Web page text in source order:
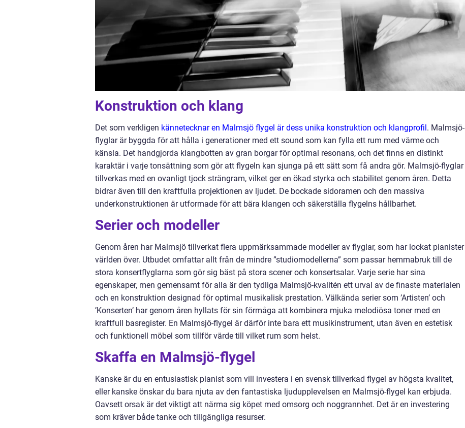
Konstruktion och klang
Det som verkligen kännetecknar en Malmsjö flygel är dess unika konstruktion och klangprofil . Malmsjö-
flyglar är byggda för att hålla i generationer med ett sound som kan fylla ett rum med värme och
känsla. Det handgjorda klangbotten av gran borgar för optimal resonans, och det finns en distinkt
karaktär i varje tonsättning som gör att flygeln kan sjunga på ett sätt som få andra gör. Malmsjö-flyglar
tillverkas med en ovanligt tjock strängram, vilket ger en ökad styrka och stabilitet genom åren. Detta
bidrar även till den kraftfulla projektionen av ljudet. De bockade sidoramen och den massiva
underkonstruktionen är utformade för att bära klangen och säkerställa flygelns hållbarhet.
Serier och modeller
Genom åren har Malmsjö tillverkat flera uppmärksammade modeller av flyglar, som har lockat pianister
världen över. Utbudet omfattar allt från de mindre ”studiomodellerna” som passar hemmabruk till de
stora konsertflyglarna som gör sig bäst på stora scener och konsertsalar. Varje serie har sina
egenskaper, men gemensamt för alla är den tydliga Malmsjö-kvalitén ett urval av de finaste materialen
och en konstruktion designad för optimal musikalisk prestation. Välkända serier som ’Artisten’ och
’Konserten’ har genom åren hyllats för sin förmåga att kombinera mjuka melodiösa toner med en
kraftfull basregister. En Malmsjö-flygel är därför inte bara ett musikinstrument, utan även en estetisk
och funktionell möbel som tillför värde till vilket rum som helst.
Skaffa en Malmsjö-flygel
Kanske är du en entusiastisk pianist som vill investera i en svensk tillverkad flygel av högsta kvalitet,
eller kanske önskar du bara njuta av den fantastiska ljudupplevelsen en Malmsjö-flygel kan erbjuda.
Oavsett orsak är det viktigt att närma sig köpet med omsorg och noggrannhet. Det är en investering
som kräver både tanke och tillgängliga resurser.